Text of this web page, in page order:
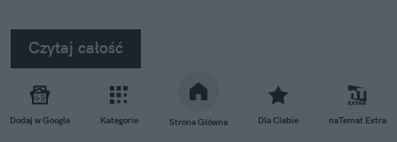
Dodaj w Google Kategorie Strona Główna Dla Ciebie naTemat Extra
Czytaj całość